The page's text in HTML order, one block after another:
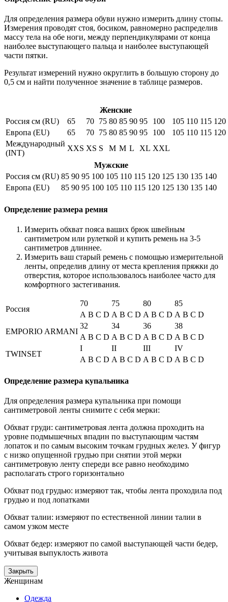
Для определения размера обуви нужно измерить длину стопы.
Измерения проводят стоя, босиком, равномерно распределив
массу тела на обе ноги, между перпендикулярами от конца
наиболее выступающего пальца и наиболее выступающей
части пятки.
Результат измерений нужно округлить в большую сторону до
0,5 см и найти полученное значение в таблице размеров.
Женские
Россия см (RU)
65 70 75 80 85 90 95 100 105 110 115 120
Европа (EU)
65 70 75 80 85 90 95 100 105 110 115 120
Международный
(INT)
XXS XS S M M L XL XXL
Мужские
Россия см (RU) 85 90 95 100 105 110 115 120 125 130 135 140
Европа (EU)
85 90 95 100 105 110 115 120 125 130 135 140
Определение размера ремня
Измерить обхват пояса ваших брюк швейным
сантиметром или рулеткой и купить ремень на 3-5
сантиметров длиннее.
Измерить ваш старый ремень с помощью измерительной
ленты, определив длину от места крепления пряжки до
отверстия, которое использовалось наиболее часто для
комфортного застегивания.
Россия
70 75 80
85
A B C D A B C D A B C D A B C D
EMPORIO ARMANI
32 34 36
38
A B C D A B C D A B C D A B C D
TWINSET
I II III
IV
A B C D A B C D A B C D A B C D
Определение размера купальника
Для определения размера купальника при помощи
сантиметровой ленты снимите с себя мерки:
Обхват груди: сантиметровая лента должна проходить на
уровне подмышечных впадин по выступающим частям
лопаток и по самым высоким точкам грудных желез. У фигур
с низко опущенной грудью при снятии этой мерки
сантиметровую ленту спереди все равно необходимо
располагать строго горизонтально
Обхват под грудью: измеряют так, чтобы лента проходила под
грудью и под лопатками
Обхват талии: измеряют по естественной линии талии в
самом узком месте
Обхват бедер: измеряют по самой выступающей части бедер,
учитывая выпуклость живота
Закрыть
Женщинам
Одежда